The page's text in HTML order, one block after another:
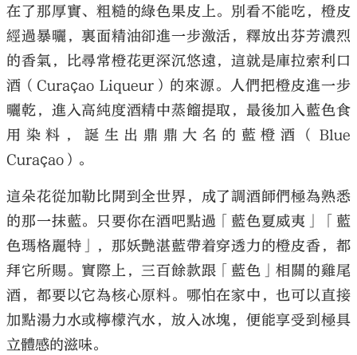
在了那厚實、粗糙的綠色果皮上。別看不能吃，橙皮
經過暴曬，裏面精油卻進一步激活，釋放出芬芳濃烈
的香氣，比尋常橙花更深沉悠遠，這就是庫拉索利口
酒（Curaçao Liqueur）的來源。人們把橙皮進一步
曬乾，進入高純度酒精中蒸餾提取，最後加入藍色食
用染料，誕生出鼎鼎大名的藍橙酒（Blue
Curaçao）。
這朵花從加勒比開到全世界，成了調酒師們極為熟悉
的那一抹藍。只要你在酒吧點過「藍色夏威夷」「藍
色瑪格麗特」，那妖艷湛藍帶着穿透力的橙皮香，都
拜它所賜。實際上，三百餘款跟「藍色」相關的雞尾
酒，都要以它為核心原料。哪怕在家中，也可以直接
加點湯力水或檸檬汽水，放入冰塊，便能享受到極具
立體感的滋味。